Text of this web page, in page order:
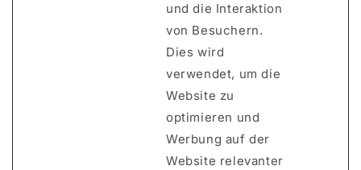
und die Interaktion
von Besuchern.
Dies wird
verwendet, um die
Website zu
optimieren und
Werbung auf der
Website relevanter